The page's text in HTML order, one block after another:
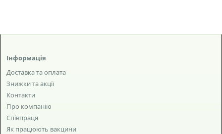
Інформація
Доставка та оплата
Знижки та акції
Контакти
Про компанію
Співпраця
Як працюють вакцини